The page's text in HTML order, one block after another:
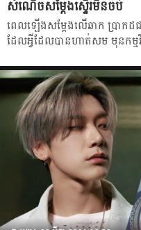
សំណើចសម្ដែងស្ទើរមិនចប់
ពេល​ឡើង​សម្ដែង​លើ​ឆាក ប្រាកដជ
ដែល​អ្វីដែល​បាន​ហាត់សម មុនកម្មវិធី​